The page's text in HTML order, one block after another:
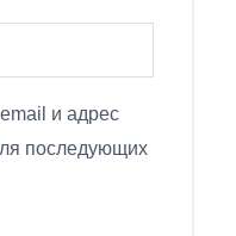
и адрес
последующих